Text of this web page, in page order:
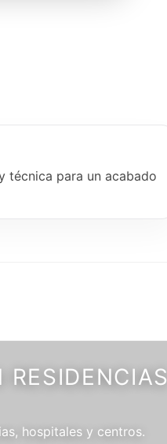
técnica para un acabado
RESIDENCIAS
hospitales y centros.